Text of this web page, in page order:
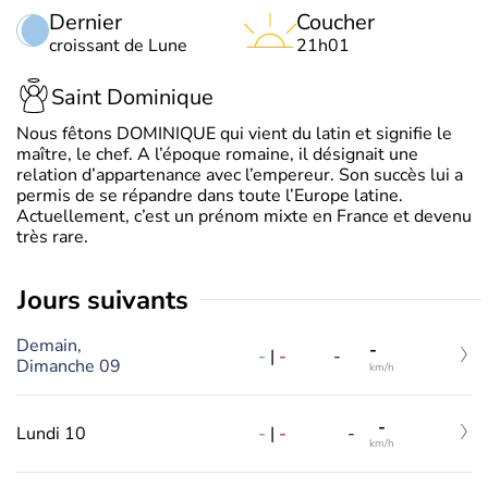
Dernier
croissant de Lune
Coucher
21h01
Saint Dominique
Nous fêtons DOMINIQUE qui vient du latin et signifie le
maître, le chef. A l’époque romaine, il désignait une
relation d’appartenance avec l’empereur. Son succès lui a
permis de se répandre dans toute l’Europe latine.
Actuellement, c’est un prénom mixte en France et devenu
très rare.
jours suivants
Demain,
Dimanche 09
- | - - -
km/h
Lundi 10 - | - - -
km/h